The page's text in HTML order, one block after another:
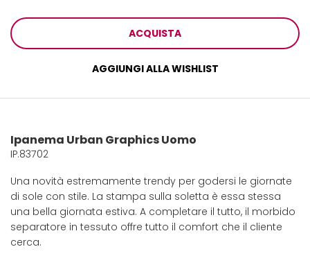
ACQUISTA
AGGIUNGI ALLA WISHLIST
Ipanema Urban Graphics Uomo
IP.83702
Una novità estremamente trendy per godersi le giornate
di sole con stile. La stampa sulla soletta è essa stessa
una bella giornata estiva. A completare il tutto, il morbido
separatore in tessuto offre tutto il comfort che il cliente
cerca.